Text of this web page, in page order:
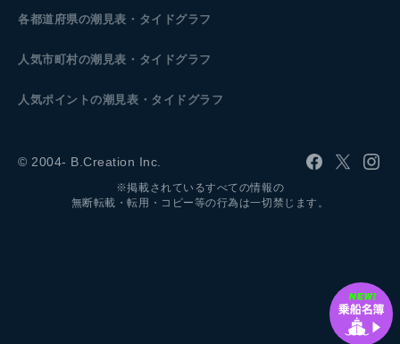
各都道府県の潮見表 ・タイドグラフ
人気市町村の潮見表・タイドグラフ
人気ポイントの潮見表・タイドグラフ
© 2004- B.Creation Inc.
※掲載されているすべての情報の
無断転載・転用・コピー等の行為は一切禁じます。